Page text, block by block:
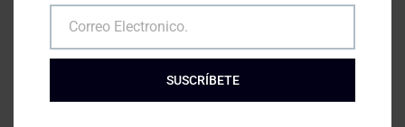
cualquier dispositivo de protección o sistema de
seguridad que estuviera instalado en el las páginas de
ALBERT CERVELLO GRISO.
Email
Correo Electronico.
SUSCRÍBETE